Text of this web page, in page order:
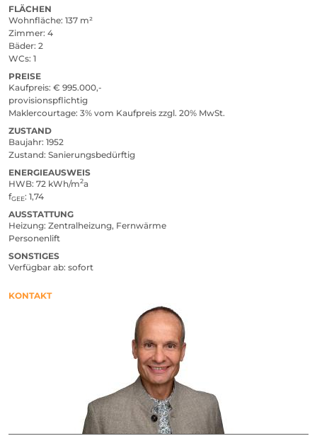
FLÄCHEN
Wohnfläche 137 m²
Zimmer 4
Bäder 2
WCs 1
PREISE
Kaufpreis € 995.000,-
provisionspflichtig
ja
Maklercourtage 3% vom Kaufpreis zzgl. 20% MwSt.
ZUSTAND
Baujahr 1952
Zustand Sanierungsbedürftig
ENERGIEAUSWEIS
HWB 72 kWh/m2a
fGEE 1,74
AUSSTATTUNG
Heizung Zentralheizung, Fernwärme
Personenlift
SONSTIGES
Verfügbar ab sofort
KONTAKT